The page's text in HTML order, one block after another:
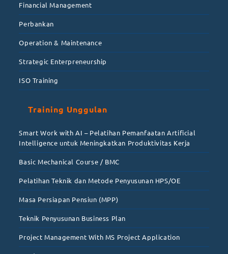
Financial Management
Perbankan
Operation & Maintenance
Strategic Enterpreneurship
ISO Training
Training Unggulan
Smart Work with AI – Pelatihan Pemanfaatan Artificial
Intelligence untuk Meningkatkan Produktivitas Kerja
Basic Mechanical Course / BMC
Pelatihan Teknik dan Metode Penyusunan HPS/OE
Masa Persiapan Pensiun (MPP)
Teknik Penyusunan Business Plan
Project Management With MS Project Application